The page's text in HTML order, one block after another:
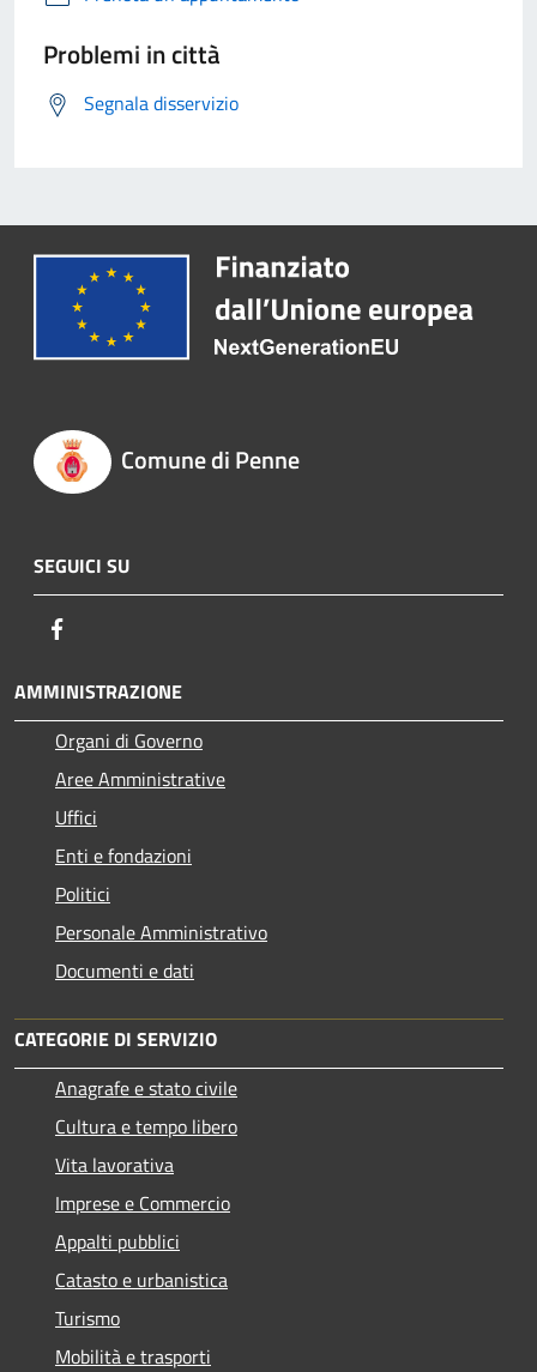
Problemi in città
Segnala disservizio
Comune di Penne
SEGUICI SU
AMMINISTRAZIONE
Organi di Governo
Aree Amministrative
Uffici
Enti e fondazioni
Politici
Personale Amministrativo
Documenti e dati
CATEGORIE DI SERVIZIO
Anagrafe e stato civile
Cultura e tempo libero
Vita lavorativa
Imprese e Commercio
Appalti pubblici
Catasto e urbanistica
Turismo
Mobilità e trasporti